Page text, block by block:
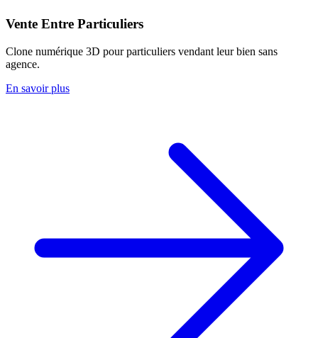
Vente Entre Particuliers
Clone numérique 3D pour particuliers vendant leur bien sans
agence.
En savoir plus